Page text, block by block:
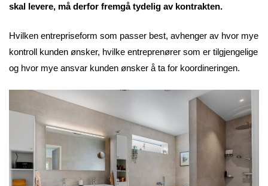
skal levere, må derfor fremgå tydelig av kontrakten.
Hvilken entrepriseform som passer best, avhenger av hvor mye
kontroll kunden ønsker, hvilke entreprenører som er tilgjengelige
og hvor mye ansvar kunden ønsker å ta for koordineringen.